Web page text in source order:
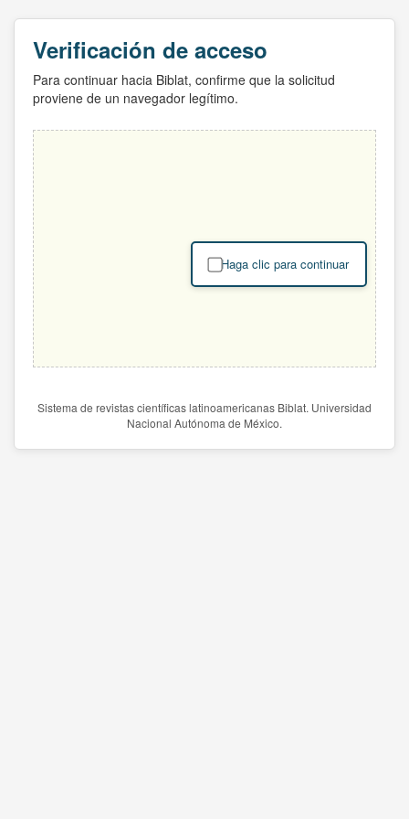
Verificación de acceso
Para continuar hacia Biblat, confirme que la solicitud
proviene de un navegador legítimo.
Haga clic para continuar
Sistema de revistas científicas latinoamericanas Biblat. Universidad
Nacional Autónoma de México.